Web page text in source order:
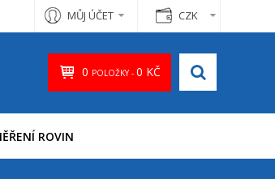
CZK
MŮJ ÚČET
0 POLOŽKY - 0 KČ
ROVIN